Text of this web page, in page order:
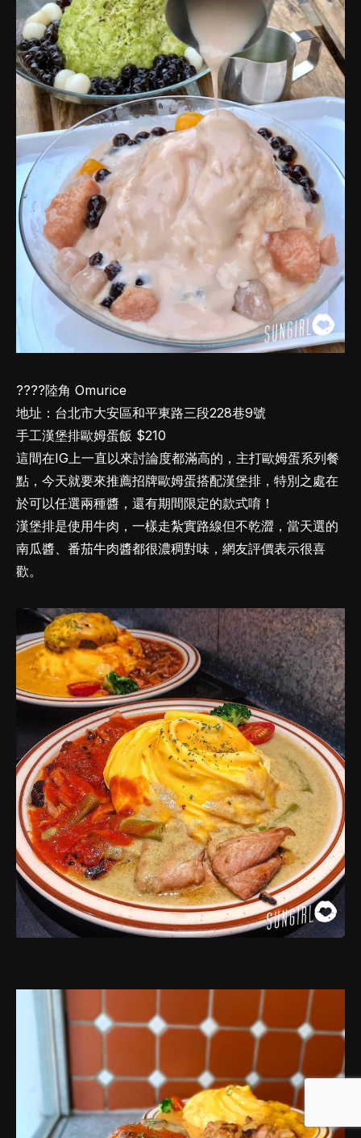
????陸角 Omurice
地址：台北市大安區和平東路三段228巷9號
手工漢堡排歐姆蛋飯 $210
這間在IG上一直以來討論度都滿高的，主打歐姆蛋系列餐
點，今天就要來推薦招牌歐姆蛋搭配漢堡排，特別之處在
於可以任選兩種醬，還有期間限定的款式唷！
漢堡排是使用牛肉，一樣走紮實路線但不乾澀，當天選的
南瓜醬、番茄牛肉醬都很濃稠對味，網友評價表示很喜
歡。